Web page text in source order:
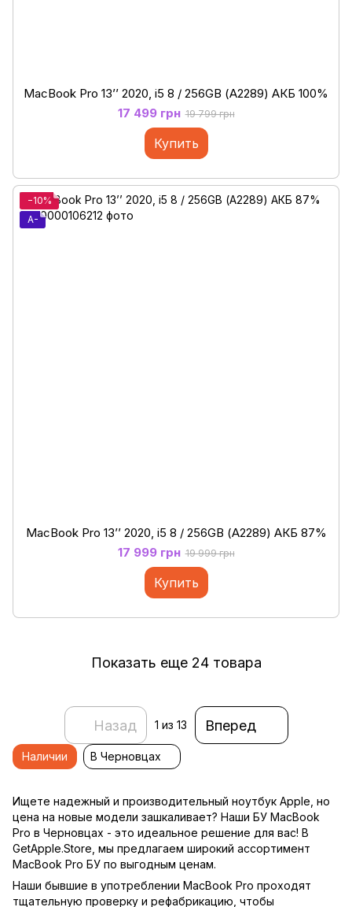
MacBook Pro 13’’ 2020, i5 8 / 256GB (А2289) АКБ 100%
17 499 грн 19 799 грн
Купить
−10%
A-
MacBook Pro 13’’ 2020, i5 8 / 256GB (А2289) АКБ 87%
17 999 грн 19 999 грн
Купить
Показать еще 24 товара
Назад 1 из 13 Вперед
Ищете надежный и производительный ноутбук Apple, но
цена на новые модели зашкаливает? Наши БУ MacBook
Pro в Черновцах - это идеальное решение для вас! В
GetApple.Store, мы предлагаем широкий ассортимент
MacBook Pro БУ по выгодным ценам.
Наши бывшие в употреблении MacBook Pro проходят
тщательную проверку и рефабрикацию, чтобы
Наличии В Черновцах